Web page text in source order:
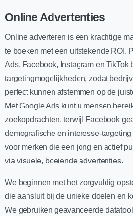
Online Advertenties
Online adverteren is een krachtige
te boeken met een uitstekende ROI.
Ads, Facebook, Instagram en TikTok
targetingmogelijkheden, zodat
perfect kunnen afstemmen op de
Met Google Ads kunt u mensen
zoekopdrachten, terwijl Facebook
demografische en interesse-targeting
voor merken die een jong en actief
via visuele, boeiende advertenties.
We beginnen met het zorgvuldig
die aansluit bij de unieke doelen en
We gebruiken geavanceerde